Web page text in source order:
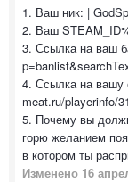
1. Ваш ник: |
2. Ваш
3. Ссылка на ваш
4. Ссылка на вашу
meat.ru/playerinfo/
5. Почему вы
горю желанием
в котором ты
Изменено 16